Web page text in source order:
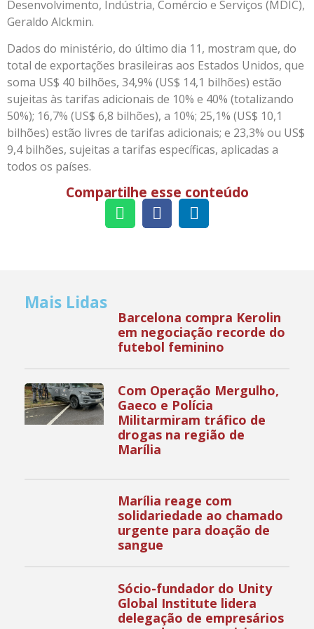
Desenvolvimento, Indústria, Comércio e Serviços (MDIC),
Geraldo Alckmin.
Dados do ministério, do último dia 11, mostram que, do
total de exportações brasileiras aos Estados Unidos, que
soma US$ 40 bilhões, 34,9% (US$ 14,1 bilhões) estão
sujeitas às tarifas adicionais de 10% e 40% (totalizando
50%); 16,7% (US$ 6,8 bilhões), a 10%; 25,1% (US$ 10,1
bilhões) estão livres de tarifas adicionais; e 23,3% ou US$
9,4 bilhões, sujeitas a tarifas específicas, aplicadas a
todos os países.
Compartilhe esse conteúdo
Mais Lidas
Barcelona compra Kerolin
em negociação recorde do
futebol feminino
Com Operação Mergulho,
Gaeco e Polícia
Militarmiram tráfico de
drogas na região de
Marília
Marília reage com
solidariedade ao chamado
urgente para doação de
sangue
Sócio-fundador do Unity
Global Institute lidera
delegação de empresários